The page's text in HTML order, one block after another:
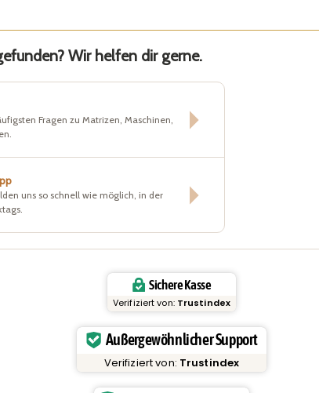
Wir helfen dir gerne.
Fragen zu Matrizen, Maschinen,
uns so schnell wie möglich, in der
Sichere Kasse
Verifiziert von: Trustindex
Außergewöhnlicher Support
Verifiziert von: Trustindex